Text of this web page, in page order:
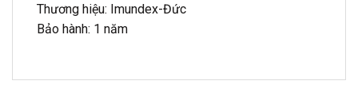
Thương hiệu: Imundex-Đức
Bảo hành: 1 năm